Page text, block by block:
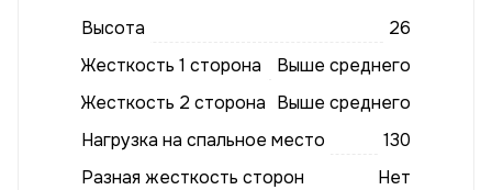
Высота
26
Жесткость 1 сторона
Выше среднего
Жесткость 2 сторона Выше среднего
Нагрузка на спальное место
130
Разная жесткость сторон
Нет